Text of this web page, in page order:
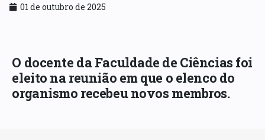
01 de outubro de 2025
O docente da Faculdade de Ciências foi
eleito na reunião em que o elenco do
organismo recebeu novos membros.